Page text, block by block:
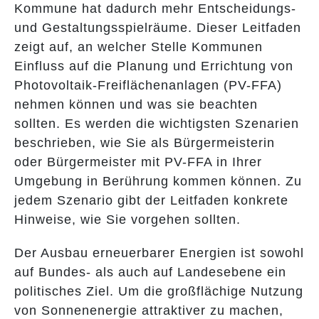
Kommune hat dadurch mehr Entscheidungs-
und Gestaltungsspielräume. Dieser Leitfaden
zeigt auf, an welcher Stelle Kommunen
Einfluss auf die Planung und Errichtung von
Photovoltaik-Freiflächenanlagen (PV-FFA)
nehmen können und was sie beachten
sollten. Es werden die wichtigsten Szenarien
beschrieben, wie Sie als Bürgermeisterin
oder Bürgermeister mit PV-FFA in Ihrer
Umgebung in Berührung kommen können. Zu
jedem Szenario gibt der Leitfaden konkrete
Hinweise, wie Sie vorgehen sollten.
Der Ausbau erneuerbarer Energien ist sowohl
auf Bundes- als auch auf Landesebene ein
politisches Ziel. Um die großflächige Nutzung
von Sonnenenergie attraktiver zu machen,